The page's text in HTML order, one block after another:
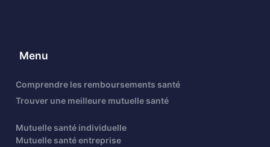
Menu
Comprendre les remboursements santé
Trouver une meilleure mutuelle santé
Mutuelle santé individuelle
Mutuelle santé entreprise